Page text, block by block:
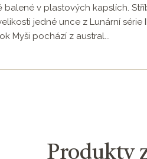
balené v plastových kapslích.
jedné unce z Lunární série
Myši pochází z austral...
Produkty